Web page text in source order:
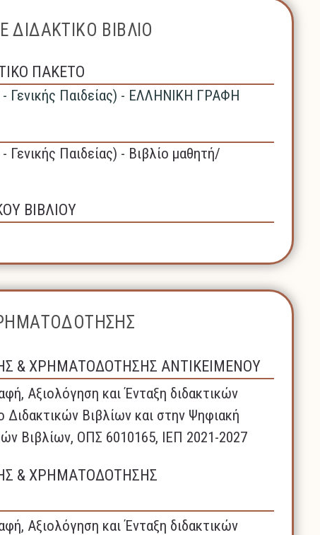
ΒΙΒΛΙΟ
ΠΑΚΕΤΟ
- Γενικής Παιδείας) - ΕΛΛΗΝΙΚΗ ΓΡΑΦΗ
Γενικής Παιδείας) - Βιβλίο μαθητή/
ΒΙΒΛΙΟΥ
& ΧΡΗΜΑΤΟΔΟΤΗΣΗΣ ΑΝΤΙΚΕΙΜΕΝΟΥ
Αξιολόγηση και Ένταξη διδακτικών
Βιβλίων και στην Ψηφιακή
Βιβλίων, ΟΠΣ 6010165, ΙΕΠ 2021-2027
& ΧΡΗΜΑΤΟΔΟΤΗΣΗΣ
Αξιολόγηση και Ένταξη διδακτικών